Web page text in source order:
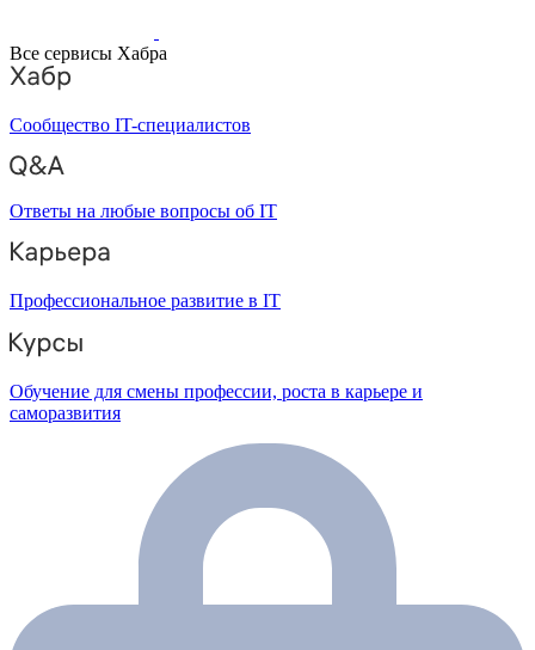
Все сервисы Хабра
Сообщество IT-специалистов
Ответы на любые вопросы об IT
Профессиональное развитие в IT
Обучение для смены профессии, роста в карьере и
саморазвития